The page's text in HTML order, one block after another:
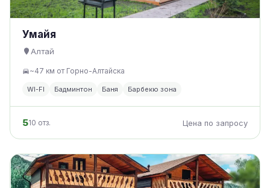
Умайя
Алтай
~47 км от Горно-Алтайска
WI-FI Бадминтон Баня Барбекю зона
510 отз. Цена по запросу